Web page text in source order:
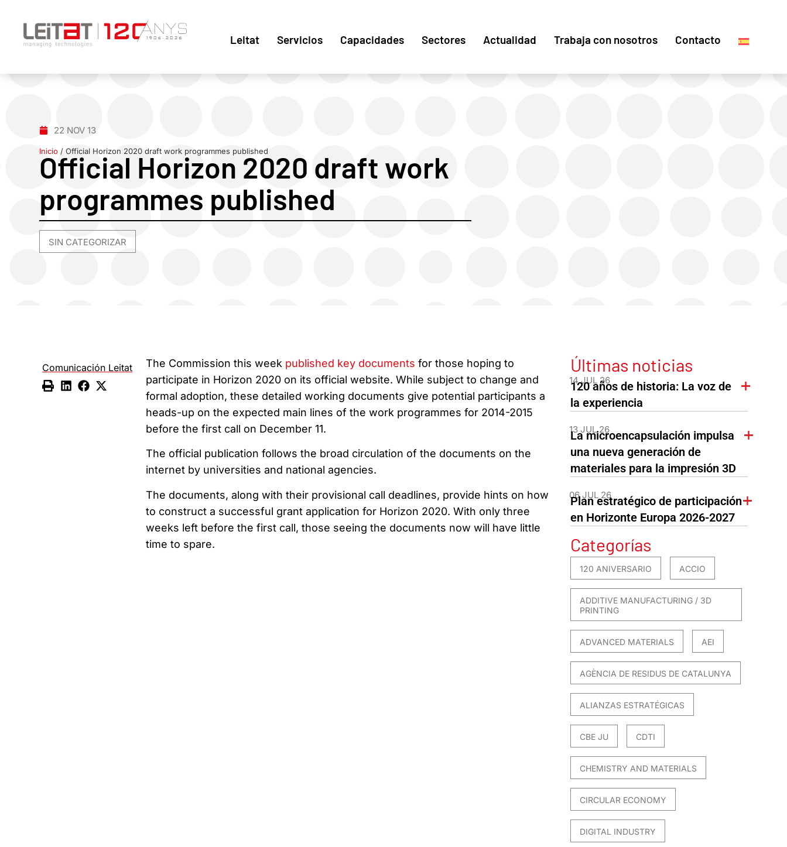
Leitat Servicios Capacidades Sectores Actualidad Trabaja con nosotros Contacto
22 NOV 13
Inicio /Official Horizon 2020 draft work programmes published
Official Horizon 2020 draft work
programmes published
SIN CATEGORIZAR
Comunicación Leitat The Commission this week published key documents for those hoping to
participate in Horizon 2020 on its official website. While subject to change and
formal adoption, these detailed working documents give potential participants a
heads-up on the expected main lines of the work programmes for 2014-2015
before the first call on December 11.
The official publication follows the broad circulation of the documents on the
internet by universities and national agencies.
The documents, along with their provisional call deadlines, provide hints on how
to construct a successful grant application for Horizon 2020. With only three
weeks left before the first call, those seeing the documents now will have little
time to spare.
Últimas noticias
14 JUL 26
120 años de historia: La voz de
la experiencia
13 JUL 26
La microencapsulación impulsa
una nueva generación de
materiales para la impresión 3D
06 JUL 26
Plan estratégico de participación
en Horizonte Europa 2026-2027
Categorías
120 ANIVERSARIO ACCIO
ADDITIVE MANUFACTURING / 3D
PRINTING
ADVANCED MATERIALS AEI
AGÈNCIA DE RESIDUS DE CATALUNYA
ALIANZAS ESTRATÉGICAS
CBE JU CDTI
CHEMISTRY AND MATERIALS
CIRCULAR ECONOMY
DIGITAL INDUSTRY